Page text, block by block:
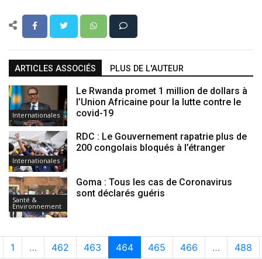
ARTICLES ASSOCIÉS PLUS DE L'AUTEUR
Internationales
Le Rwanda promet 1 million de dollars à
l’Union Africaine pour la lutte contre le
covid-19
Internationales
RDC : Le Gouvernement rapatrie plus de
200 congolais bloqués à l’étranger
Santé &
Environnement
Goma : Tous les cas de Coronavirus
sont déclarés guéris
1 … 462 463 464 465 466 … 488